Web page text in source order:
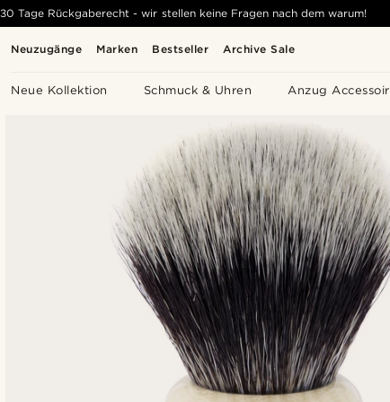
Neuzugänge Marken Bestseller Archive Sale
Neue Kollektion Schmuck & Uhren Anzug
30 Tage Rückgaberecht - wir stellen keine Fragen nach dem warum!